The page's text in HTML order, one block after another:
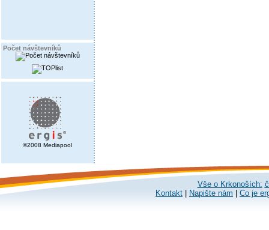
Počet návštevníků
©2008 Mediapool
Vše o Krkonoších:
Kontakt
Napište nám Co je